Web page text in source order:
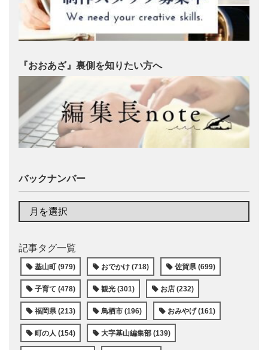
『おおあざ』裏側を知りたい方へ
バックナンバー
記事タグ一覧
基山町 (979) おでかけ (718) 佐賀県 (699)
子育て (478) 観光 (301) お店 (232)
福岡県 (213) 鳥栖市 (196) おみやげ (161)
町の人 (154) 大字基山編集部 (139)